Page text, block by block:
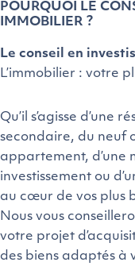
POURQUOI LE
IMMOBILIER ?
Le conseil en
L’immobilier : votre
Qu’il s’agisse d’une
secondaire, du neuf
appartement, d’une
investissement ou
au cœur de vos plus
Nous vous
votre projet
des biens adaptés à